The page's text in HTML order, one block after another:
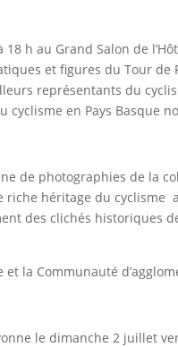
h au Grand Salon de
et figures du Tour de
représentants du
en Pays Basque
de photographies de la
héritage du cyclisme
des clichés historiques
la Communauté
le dimanche 2 juillet